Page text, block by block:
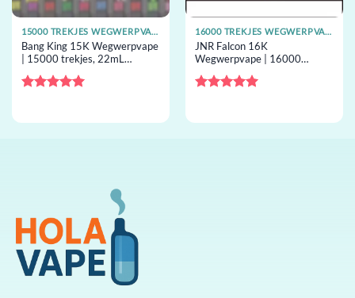
15000 TREKJES WEGWERPVAPES
Bang King 15K Wegwerpvape
| 15000 trekjes, 22mL
wegwerpvape groothandel
16000 TREKJES WEGWERPVAPES
JNR Falcon 16K
Wegwerpvape | 16000
capacity, wegwerpvape